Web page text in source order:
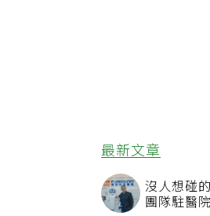
最新文章
沒人想碰
團隊駐醫